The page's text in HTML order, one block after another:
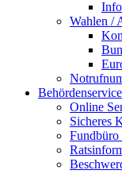
Wahlen /
Online
Sicheres
Fundbüro